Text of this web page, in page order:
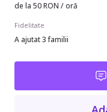
de la 50 RON / oră
Fidelitate
A ajutat 3 familii